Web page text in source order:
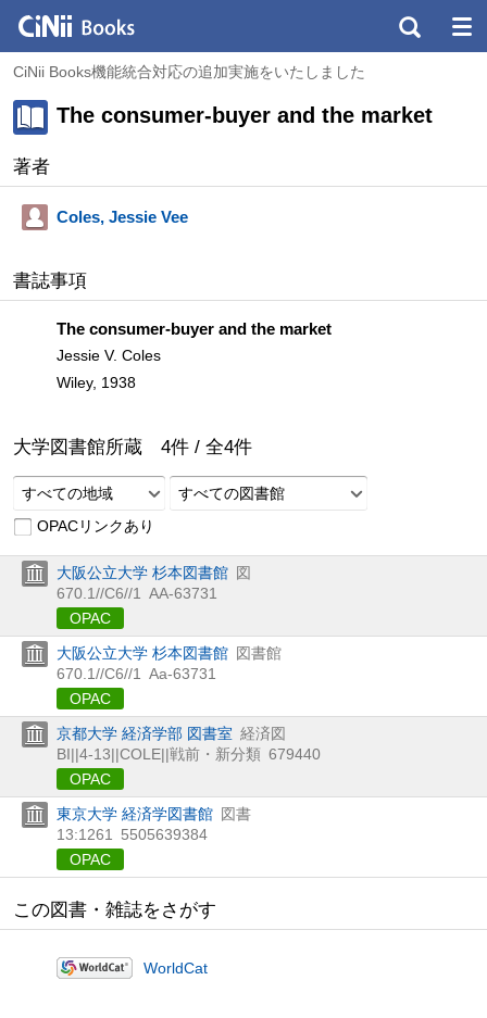
CiNii Books機能統合対応の追加実施をいたしました
The consumer-buyer and the market
著者
Coles, Jessie Vee
書誌事項
The consumer-buyer and the market
Jessie V. Coles
Wiley, 1938
大学図書館所蔵 4件 / 全4件
すべての地域
すべての図書館
OPACリンクあり
大阪公立大学 杉本図書館 図
670.1//C6//1
AA-63731
OPAC
大阪公立大学 杉本図書館 図書館
670.1//C6//1
Aa-63731
OPAC
京都大学 経済学部 図書室 経済図
BI||4-13||COLE||戦前・新分類 679440
OPAC
東京大学 経済学図書館 図書
13:1261
5505639384
OPAC
この図書・雑誌をさがす
WorldCat